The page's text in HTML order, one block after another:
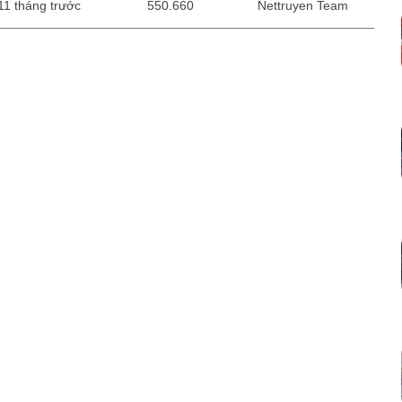
tháng trước 550.660 Nettruyen Team